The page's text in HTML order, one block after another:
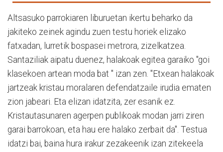
Altsasuko parrokiaren liburuetan ikertu beharko da
jakiteko zeinek agindu zuen testu horiek elizako
fatxadan, lurretik bospasei metrora, zizelkatzea.
Santaziliak aipatu duenez, halakoak egitea garaiko "goi
klasekoen artean moda bat " izan zen. "Etxean halakoak
jartzeak kristau moralaren defendatzaile irudia ematen
zion jabeari. Eta elizan idatzita, zer esanik ez.
Kristautasunaren agerpen publikoak modan jarri ziren
garai barrokoan, eta hau ere halako zerbait da". Testua
idatzi bai, baina hura irakur zezakeenik izan zitekeela